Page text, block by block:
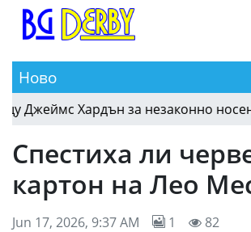
Ново
Хардън за незаконно носене
Спестиха ли
картон на Лео
Jun 17, 2026, 9:37 AM 1 82